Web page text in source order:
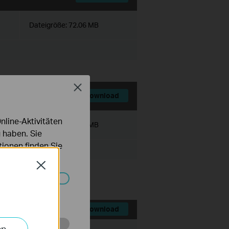
Dateigröße: 72.06 MB
Download
Dateigröße: 72.04 MB
Download
Close
Aktivitäten
Sie
finden Sie
nicht
Close